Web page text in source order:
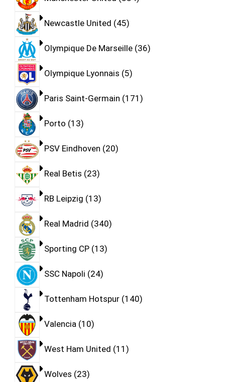
Newcastle United 45
Olympique De Marseille 36
Olympique Lyonnais 5
Paris Saint-Germain 171
Porto 13
PSV Eindhoven 20
Real Betis 23
RB Leipzig 13
Real Madrid 340
Sporting CP 13
SSC Napoli 24
Tottenham Hotspur 140
Valencia 10
West Ham United 11
Wolves 23